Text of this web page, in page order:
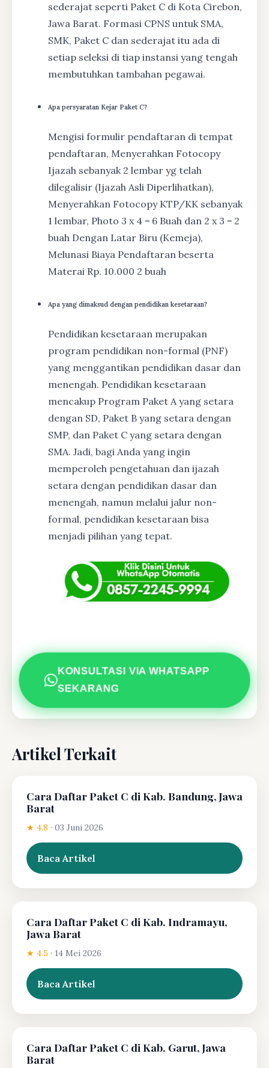
sederajat seperti Paket C di Kota Cirebon,
Jawa Barat. Formasi CPNS untuk SMA,
SMK, Paket C dan sederajat itu ada di
setiap seleksi di tiap instansi yang tengah
membutuhkan tambahan pegawai.
Apa persyaratan Kejar Paket C?
Mengisi formulir pendaftaran di tempat
pendaftaran, Menyerahkan Fotocopy
Ijazah sebanyak 2 lembar yg telah
dilegalisir (Ijazah Asli Diperlihatkan),
Menyerahkan Fotocopy KTP/KK sebanyak
1 lembar, Photo 3 x 4 = 6 Buah dan 2 x 3 = 2
buah Dengan Latar Biru (Kemeja),
Melunasi Biaya Pendaftaran beserta
Materai Rp. 10.000 2 buah
Apa yang dimaksud dengan pendidikan kesetaraan?
Pendidikan kesetaraan merupakan
program pendidikan non-formal (PNF)
yang menggantikan pendidikan dasar dan
menengah. Pendidikan kesetaraan
mencakup Program Paket A yang setara
dengan SD, Paket B yang setara dengan
SMP, dan Paket C yang setara dengan
SMA. Jadi, bagi Anda yang ingin
memperoleh pengetahuan dan ijazah
setara dengan pendidikan dasar dan
menengah, namun melalui jalur non-
formal, pendidikan kesetaraan bisa
menjadi pilihan yang tepat.
KONSULTASI VIA WHATSAPP
SEKARANG
Artikel Terkait
Cara Daftar Paket C di Kab. Bandung, Jawa
Barat
★ 4.8 · 03 Juni 2026
Baca Artikel
Cara Daftar Paket C di Kab. Indramayu,
Jawa Barat
★ 4.5 · 14 Mei 2026
Baca Artikel
Cara Daftar Paket C di Kab. Garut, Jawa
Barat